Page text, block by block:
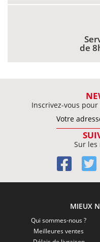
de
Inscrivez-vous
Sur les
MIEUX
Qui sommes-nous ?
Meilleures ventes